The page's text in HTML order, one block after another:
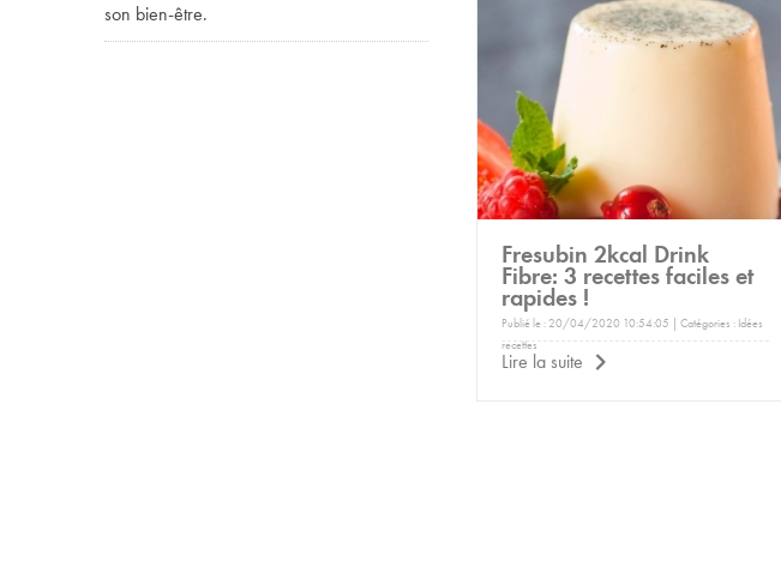
son bien-être.
Fresubin 2kcal Drink
Fibre: 3 recettes faciles et
rapides !
Publié le : 20/04/2020 10:54:05 | Catégories : Idées
recettes
Lire la suite